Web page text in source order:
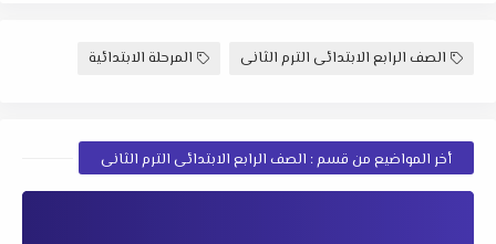
الصف الرابع الابتدائى الترم الثانى المرحلة الابتدائية
أخر المواضيع من قسم : الصف الرابع الابتدائى الترم الثانى